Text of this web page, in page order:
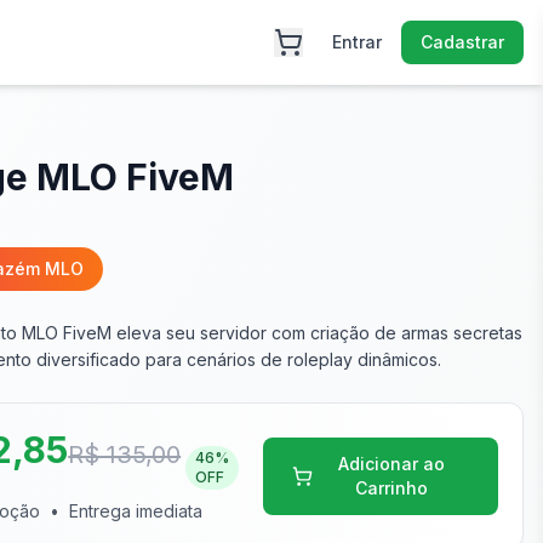
Entrar Cadastrar
MLO FiveM
MLO
MLO FiveM eleva seu servidor com criação de armas secretas
diversificado para cenários de roleplay dinâmicos.
R$ 135,00 46%
OFF
• Entrega imediata
Adicionar ao
Carrinho